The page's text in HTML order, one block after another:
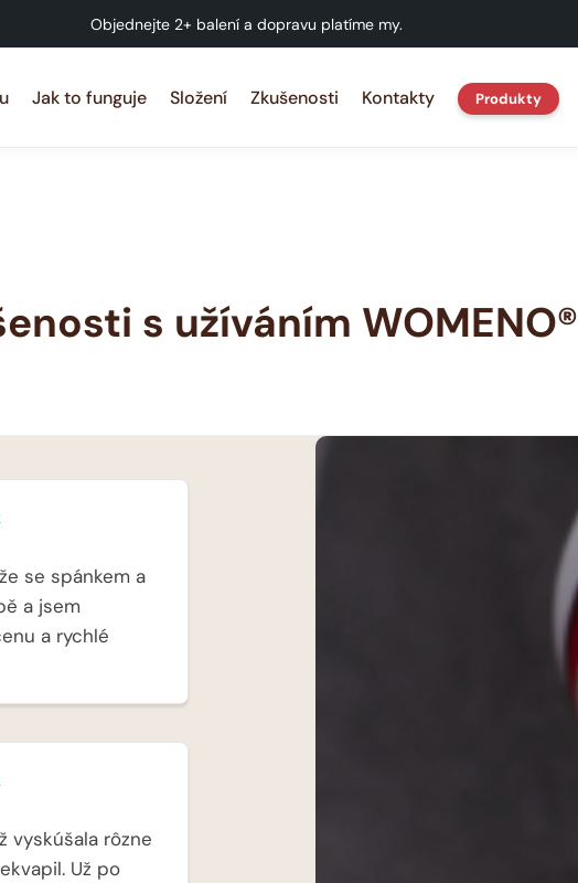
Objednejte 2+ balení a dopravu platíme my.
Jak to funguje Složení Zkušenosti Kontakty Produkty
s užíváním WOMENO®
se spánkem a
a jsem
a rychlé
vyskúšala rôzne
Už po